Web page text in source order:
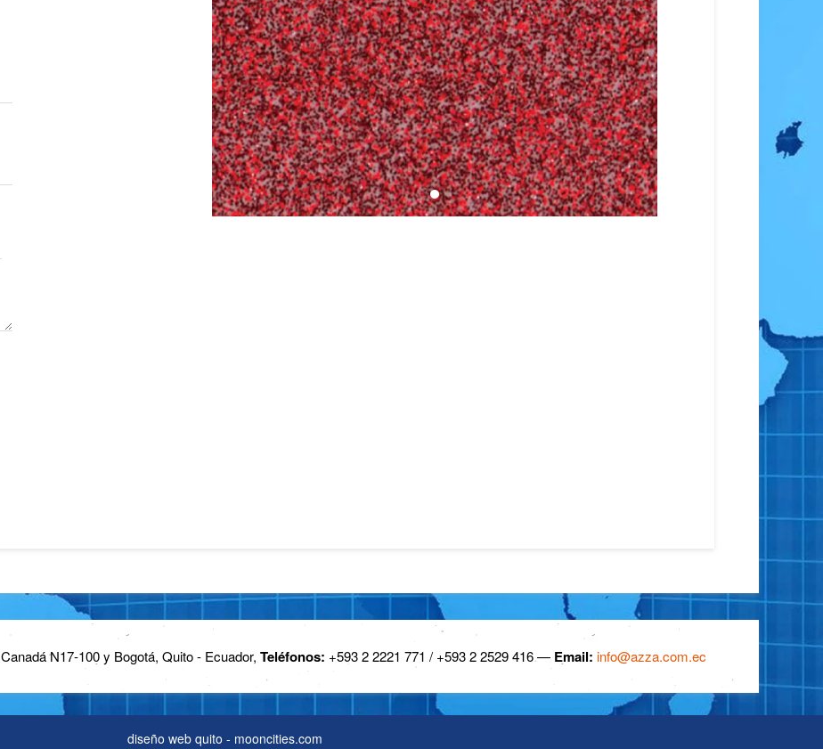
Canadá N17-100 y Bogotá, Quito - Ecuador, Teléfonos: +593 2 2221 771 / +593 2 2529 416 — Email: info@azza.com.ec
diseño web quito - mooncities.com